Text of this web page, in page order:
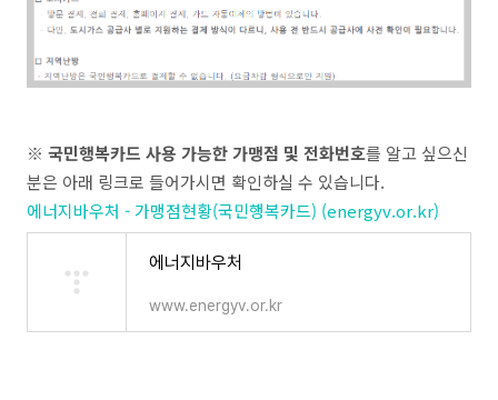
※ 국민행복카드 사용 가능한 가맹점 및 전화번호를 알고 싶으신
분은 아래 링크로 들어가시면 확인하실 수 있습니다.
에너지바우처 - 가맹점현황(국민행복카드) (energyv.or.kr)
에너지바우처
www.energyv.or.kr